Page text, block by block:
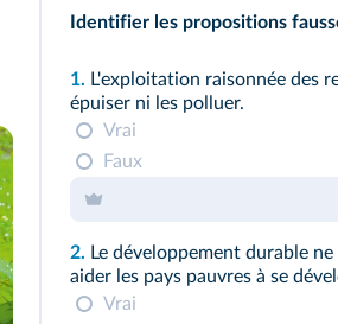
Identifier les propositions
1. L'exploitation raisonnée des
épuiser ni les polluer.
Vrai
Faux
2. Le développement durable
aider les pays pauvres à se
Vrai